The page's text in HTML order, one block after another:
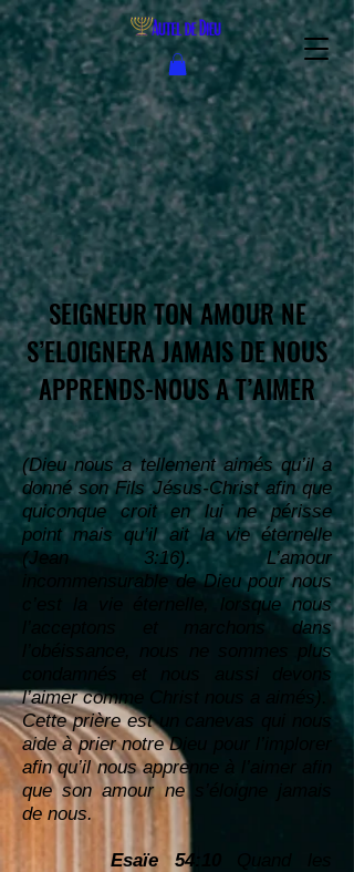
SEIGNEUR TON AMOUR NE
S’ELOIGNERA JAMAIS DE NOUS
APPRENDS-NOUS A T’AIMER
(Dieu nous a tellement aimés qu’il a
donné son Fils Jésus-Christ afin que
quiconque croit en lui ne périsse
point mais qu’il ait la vie éternelle
(Jean 3:16). L’amour
incommensurable de Dieu pour nous
c’est la vie éternelle, lorsque nous
l’acceptons et marchons dans
l’obéissance, nous ne sommes plus
condamnés et nous aussi devons
l’aimer comme Christ nous a aimés).
Cette prière est un canevas qui nous
aide à prier notre Dieu pour l’implorer
afin qu’il nous apprenne à l’aimer afin
que son amour ne s’éloigne jamais
de nous.
Esaïe 54:10